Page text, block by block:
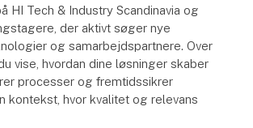
HI Tech & Industry Scandinavia og
der aktivt søger nye
og samarbejdspartnere. Over
vise, hvordan dine løsninger skaber
processer og fremtidssikrer
kontekst, hvor kvalitet og relevans